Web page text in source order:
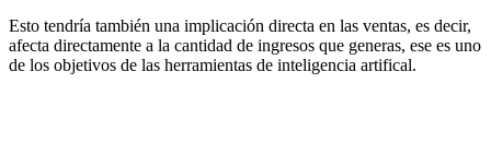
Esto tendría también una implicación directa en las ventas, es decir,
afecta directamente a la cantidad de ingresos que generas, ese es uno
de los objetivos de las herramientas de inteligencia artifical.